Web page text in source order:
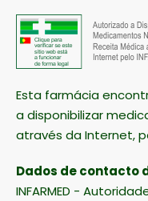
Esta farmácia
a disponibilizar
através da Internet,
Dados de contacto
INFARMED -